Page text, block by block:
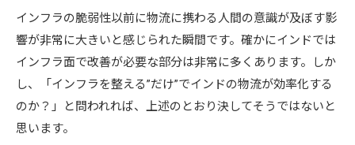
インフラの脆弱性以前に物流に携わる人間の意識が及ぼす影
響が非常に大きいと感じられた瞬間です。確かにインドでは
インフラ面で改善が必要な部分は非常に多くあります。しか
し、「インフラを整える”だけ”でインドの物流が効率化する
のか？」と問われれば、上述のとおり決してそうではないと
思います。